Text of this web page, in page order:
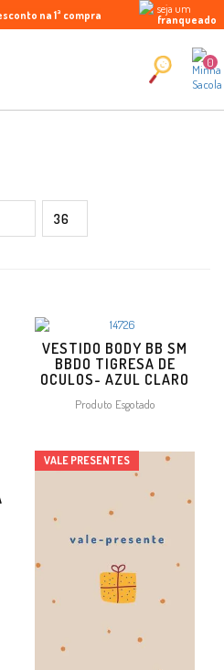
na 1ª compra
para todo Brasil
até 5x sem juros
seja um
franqueado
0
VESTIDO BODY BB SM
BBDO TIGRESA DE
OCULOS- AZUL CLARO
Produto Esgotado
VALE PRESENTES